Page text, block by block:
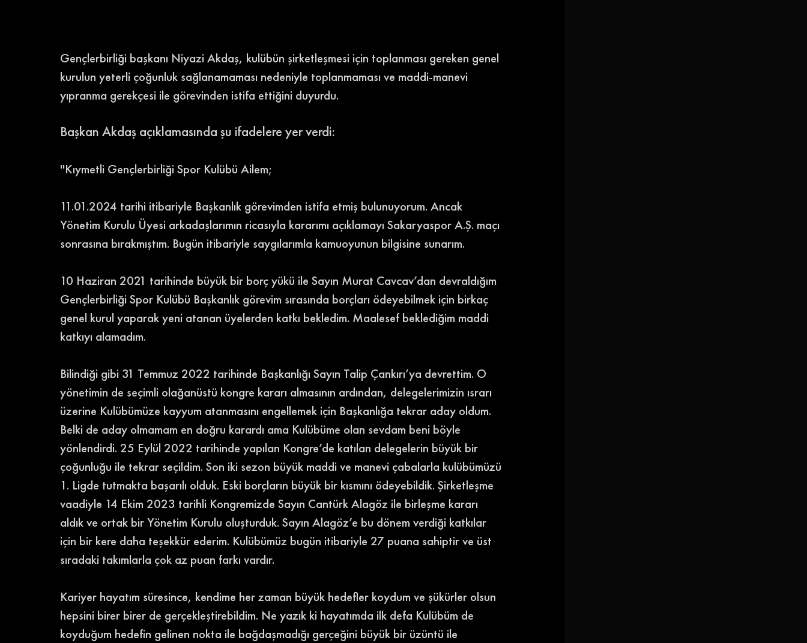
Gençlerbirliği başkanı Niyazi Akdaş, kulübün şirketleşmesi için toplanması gereken genel
kurulun yeterli çoğunluk sağlanamaması nedeniyle toplanmaması ve maddi-manevi
yıpranma gerekçesi ile görevinden istifa ettiğini duyurdu.
Başkan Akdaş açıklamasında şu ifadelere yer verdi:
''Kıymetli Gençlerbirliği Spor Kulübü Ailem;
11.01.2024 tarihi itibariyle Başkanlık görevimden istifa etmiş bulunuyorum. Ancak
Yönetim Kurulu Üyesi arkadaşlarımın ricasıyla kararımı açıklamayı Sakaryaspor A.Ş. maçı
sonrasına bırakmıştım. Bugün itibariyle saygılarımla kamuoyunun bilgisine sunarım.
10 Haziran 2021 tarihinde büyük bir borç yükü ile Sayın Murat Cavcav’dan devraldığım
Gençlerbirliği Spor Kulübü Başkanlık görevim sırasında borçları ödeyebilmek için birkaç
genel kurul yaparak yeni atanan üyelerden katkı bekledim. Maalesef beklediğim maddi
katkıyı alamadım.
Bilindiği gibi 31 Temmuz 2022 tarihinde Başkanlığı Sayın Talip Çankırı’ya devrettim. O
yönetimin de seçimli olağanüstü kongre kararı almasının ardından, delegelerimizin ısrarı
üzerine Kulübümüze kayyum atanmasını engellemek için Başkanlığa tekrar aday oldum.
Belki de aday olmamam en doğru karardı ama Kulübüme olan sevdam beni böyle
yönlendirdi. 25 Eylül 2022 tarihinde yapılan Kongre’de katılan delegelerin büyük bir
çoğunluğu ile tekrar seçildim. Son iki sezon büyük maddi ve manevi çabalarla kulübümüzü
1. Ligde tutmakta başarılı olduk. Eski borçların büyük bir kısmını ödeyebildik. Şirketleşme
vaadiyle 14 Ekim 2023 tarihli Kongremizde Sayın Cantürk Alagöz ile birleşme kararı
aldık ve ortak bir Yönetim Kurulu oluşturduk. Sayın Alagöz’e bu dönem verdiği katkılar
için bir kere daha teşekkür ederim. Kulübümüz bugün itibariyle 27 puana sahiptir ve üst
sıradaki takımlarla çok az puan farkı vardır.
Kariyer hayatım süresince, kendime her zaman büyük hedefler koydum ve şükürler olsun
hepsini birer birer de gerçekleştirebildim. Ne yazık ki hayatımda ilk defa Kulübüm de
koyduğum hedefin gelinen nokta ile bağdaşmadığı gerçeğini büyük bir üzüntü ile